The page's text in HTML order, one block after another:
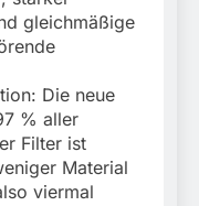
gleichmäßige
Die neue
% aller
Filter ist
Material
viermal